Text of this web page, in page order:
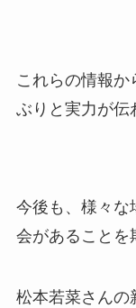
これらの情報か
ぶりと実力が伝
今後も、様々な
会があることを
松本若菜さんの